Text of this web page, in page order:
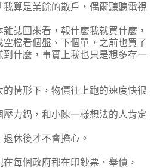
算是業餘的散戶，偶爾聽聽電視
誌回來看，報什麼我就買什麼，
檔看個盤、下個單，之前也買了
什麼，事實上我也只是想多存一
情形下，物價往上跑的速度快很
力鍋，和小陳一樣想法的人肯定
休後才不會擔心。
每個政府都在印鈔票、舉債，